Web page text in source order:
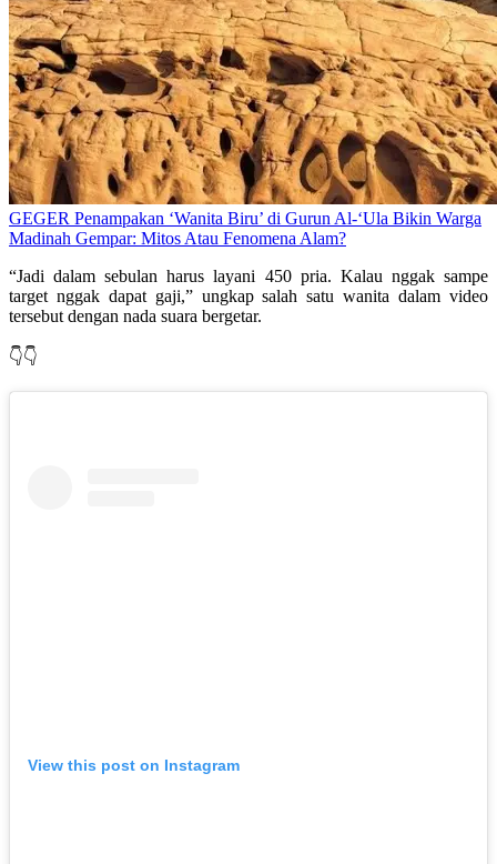
GEGER Penampakan ‘Wanita Biru’ di Gurun Al-‘Ula Bikin Warga
Madinah Gempar: Mitos Atau Fenomena Alam?
“Jadi dalam sebulan harus layani 450 pria. Kalau nggak sampe
target nggak dapat gaji,” ungkap salah satu wanita dalam video
tersebut dengan nada suara bergetar.
👇👇
View this post on Instagram